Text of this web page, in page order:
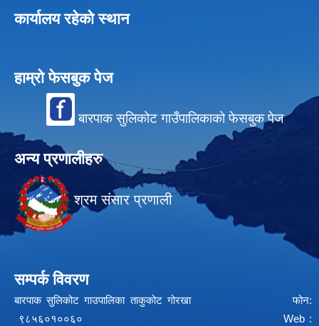
कार्यालय रहेको स्थान
हाम्रो फेसबुक पेज
बारपाक सुलिकोट गाउँपालिकाको फेसबुक पेज
अन्य प्रणालीहरु
श्रम संसार प्रणाली
सम्पर्क विवरण
बारपाक सुलिकोट गाउपालिका ताकुकोट गोरखा फोन:
९८५६०१००६० Web :